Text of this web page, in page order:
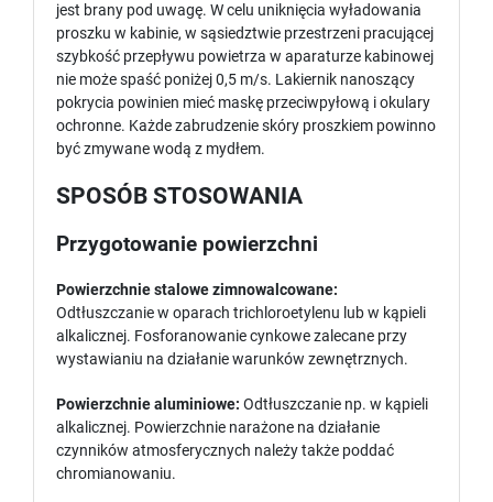
jest brany pod uwagę. W celu uniknięcia wyładowania
proszku w kabinie, w sąsiedztwie przestrzeni pracującej
szybkość przepływu powietrza w aparaturze kabinowej
nie może spaść poniżej 0,5 m/s. Lakiernik nanoszący
pokrycia powinien mieć maskę przeciwpyłową i okulary
ochronne. Każde zabrudzenie skóry proszkiem powinno
być zmywane wodą z mydłem.
SPOSÓB STOSOWANIA
Przygotowanie powierzchni
Powierzchnie stalowe zimnowalcowane:
Odtłuszczanie w oparach trichloroetylenu lub w kąpieli
alkalicznej. Fosforanowanie cynkowe zalecane przy
wystawianiu na działanie warunków zewnętrznych.
Powierzchnie aluminiowe: Odtłuszczanie np. w kąpieli
alkalicznej. Powierzchnie narażone na działanie
czynników atmosferycznych należy także poddać
chromianowaniu.